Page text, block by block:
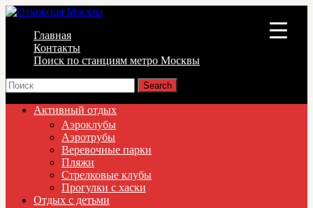
Главная
Контакты
Поиск по станциям метро Москвы
Активный отдых
Аэроклубы
Аэротрубы
Веревочные парки
Пляжи
Стрелковые клубы
Прогулки с хаски
Отдых с детьми
▼
▼
▼